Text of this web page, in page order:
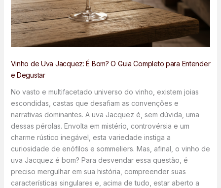
Vinho de Uva Jacquez: É Bom? O Guia Completo para Entender
e Degustar
No vasto e multifacetado universo do vinho, existem joias
escondidas, castas que desafiam as convenções e
narrativas dominantes. A uva Jacquez é, sem dúvida, uma
dessas pérolas. Envolta em mistério, controvérsia e um
charme rústico inegável, esta variedade instiga a
curiosidade de enófilos e sommeliers. Mas, afinal, o vinho de
uva Jacquez é bom? Para desvendar essa questão, é
preciso mergulhar em sua história, compreender suas
características singulares e, acima de tudo, estar aberto a